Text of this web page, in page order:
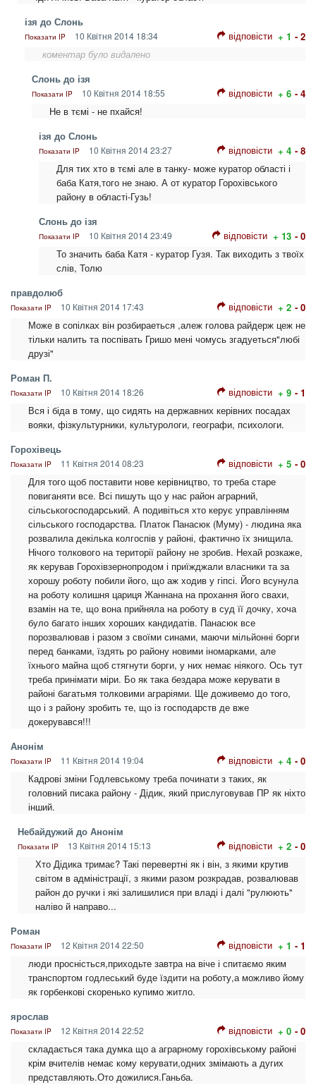
ізя до Слонь
Показати IP 10 Квітня 2014 18:34 відповісти + 1 - 2
коментар було видалено
Слонь до ізя
Показати IP 10 Квітня 2014 18:55 відповісти + 6 - 4
Не в тємі - не пхайся!
ізя до Слонь
Показати IP 10 Квітня 2014 23:27 відповісти + 4 - 8
Для тих хто в тємі але в танку- може куратор області і
баба Катя,того не знаю. А от куратор Горохівського
району в області-Гузь!
Слонь до ізя
Показати IP 10 Квітня 2014 23:49 відповісти + 13 - 0
То значить баба Катя - куратор Гузя. Так виходить з твоїх
слів, Толю
правдолюб
Показати IP 10 Квітня 2014 17:43 відповісти + 2 - 0
Може в сопілках він розбираеться ,алеж голова райдерж цеж не
тільки налить та поспівать Гришо мені чомусь згадуеться"любі
друзі"
Роман П.
Показати IP 10 Квітня 2014 18:26 відповісти + 9 - 1
Вся і біда в тому, що сидять на державних керівних посадах
вояки, фізкультурники, культурологи, географи, психологи.
Горохівець
Показати IP 11 Квітня 2014 08:23 відповісти + 5 - 0
Для того щоб поставити нове керівництво, то треба старе
повиганяти все. Всі пишуть що у нас район аграрний,
сільськогосподарський. А подивіться хто керує управлінням
сільського господарства. Платок Панасюк (Муму) - людина яка
розвалила декілька колгоспів у районі, фактично їх знищила.
Нічого толкового на території району не зробив. Нехай розкаже,
як керував Горохівзернопродом і приїжджали власники та за
хорошу роботу побили його, що аж ходив у гіпсі. Його всунула
на роботу колишня цариця Жаннана на прохання його свахи,
взамін на те, що вона прийняла на роботу в суд її дочку, хоча
було багато інших хороших кандидатів. Панасюк все
порозвалював і разом з своїми синами, маючи мільйонні борги
перед банками, їздять ро району новими іномарками, але
їхнього майна щоб стягнути борги, у них немає ніякого. Ось тут
треба принімати міри. Бо як така бездара може керувати в
районі багатьмя толковими аграріями. Ще доживемо до того,
що і з району зробить те, що із господарств де вже
докерувався!!!
Анонім
Показати IP 11 Квітня 2014 19:04 відповісти + 4 - 0
Кадрові зміни Годлевському треба починати з таких, як
головний писака району - Дідик, який прислуговував ПР як ніхто
інший.
Небайдужий до Анонім
Показати IP 13 Квітня 2014 15:13 відповісти + 2 - 0
Хто Дідика тримає? Такі перевертні як і він, з якими крутив
світом в адміністрації, з якими разом розкрадав, розвалював
район до ручки і які залишилися при владі і далі "рулюють"
наліво й направо...
Роман
Показати IP 12 Квітня 2014 22:50 відповісти + 1 - 1
люди просністься,приходьте завтра на віче і спитаємо яким
транспортом годлеський буде їздити на роботу,а можливо йому
як горбенкові скоренько купимо житло.
ярослав
Показати IP 12 Квітня 2014 22:52 відповісти + 0 - 0
складається така думка що а аграрному горохівському районі
крім вчителів немає кому керувати,одних змімають а дугих
представляють.Ото дожилися.Ганьба.